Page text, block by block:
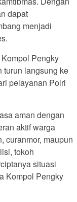
dapat
menjadi
Pengky
turun langsung ke
pelayanan Polri
aman dengan
aktif warga
curanmor, maupun
tokoh
situasi
Kompol Pengky